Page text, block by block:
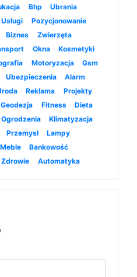
Bhp
Ubrania
Usługi
Pozycjonowanie
Biznes
Zwierzęta
Okna
Kosmetyki
Motoryzacja
Gsm
Ubezpieczenia
Alarm
Reklama
Projekty
Geodezja Fitness
Dieta
Ogrodzenia
Klimatyzacja
Przemysł
Lampy
Meble
Bankowość
Zdrowie Automatyka